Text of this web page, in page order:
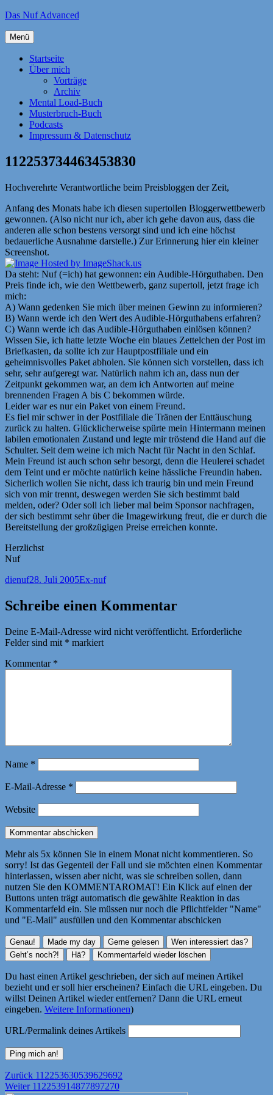
Zum
springen
Das Nuf Advanced
Menü
Startseite
Über mich
Vorträge
Archiv
Mental Load-Buch
Musterbruch-Buch
Podcasts
Impressum & Datenschutz
112253734463453830
Hochverehrte Verantwortliche beim Preisbloggen der Zeit,
Anfang des Monats habe ich diesen supertollen Bloggerwettbewerb
gewonnen. (Also nicht nur ich, aber ich gehe davon aus, dass die
anderen alle schon bestens versorgt sind und ich eine höchst
bedauerliche Ausnahme darstelle.) Zur Erinnerung hier ein kleiner
Screenshot.
Da steht: Nuf (=ich) hat gewonnen: ein Audible-Hörguthaben. Den
Preis finde ich, wie den Wettbewerb, ganz supertoll, jetzt frage ich
mich:
A) Wann gedenken Sie mich über meinen Gewinn zu informieren?
B) Wann werde ich den Wert des Audible-Hörguthabens erfahren?
C) Wann werde ich das Audible-Hörguthaben einlösen können?
Wissen Sie, ich hatte letzte Woche ein blaues Zettelchen der Post im
Briefkasten, da sollte ich zur Hauptpostfiliale und ein
geheimnisvolles Paket abholen. Sie können sich vorstellen, dass ich
sehr, sehr aufgeregt war. Natürlich nahm ich an, dass nun der
Zeitpunkt gekommen war, an dem ich Antworten auf meine
brennenden Fragen A bis C bekommen würde.
Leider war es nur ein Paket von einem Freund.
Es fiel mir schwer in der Postfiliale die Tränen der Enttäuschung
zurück zu halten. Glücklicherweise spürte mein Hintermann meinen
labilen emotionalen Zustand und legte mir tröstend die Hand auf die
Schulter. Seit dem weine ich mich Nacht für Nacht in den Schlaf.
Mein Freund ist auch schon sehr besorgt, denn die Heulerei schadet
dem Teint und er möchte natürlich keine hässliche Freundin haben.
Sicherlich wollen Sie nicht, dass ich traurig bin und mein Freund
sich von mir trennt, deswegen werden Sie sich bestimmt bald
melden, oder? Oder soll ich lieber mal beim Sponsor nachfragen,
der sich bestimmt sehr über die Imagewirkung freut, die er durch die
Bereitstellung der großzügigen Preise erreichen konnte.
Herzlichst
Nuf
Autor
dienufVeröffentlicht
28. Juli 2005Kategorien
Ex-nuf
Schreibe einen Kommentar
Deine E-Mail-Adresse wird nicht veröffentlicht. Erforderliche
Felder sind mit * markiert
Kommentar *
Name *
E-Mail-Adresse *
Website
Mehr als 5x können Sie in einem Monat nicht kommentieren. So
sorry! Ist das Gegenteil der Fall und sie möchten einen Kommentar
hinterlassen, wissen aber nicht, was sie schreiben sollen, dann
nutzen Sie den KOMMENTAROMAT! Ein Klick auf einen der
Buttons unten trägt automatisch die gewählte Reaktion in das
Kommentarfeld ein. Sie müssen nur noch die Pflichtfelder "Name"
und "E-Mail" ausfüllen und den Kommentar abschicken
Du hast einen Artikel geschrieben, der sich auf meinen Artikel
bezieht und er soll hier erscheinen? Einfach die URL eingeben. Du
willst Deinen Artikel wieder entfernen? Dann die URL erneut
eingeben. Weitere Informationen)
URL/Permalink deines Artikels
Beitragsnavigation
Zurück Vorheriger
Beitrag:
112253630539629692
Weiter Nächster
112253914877897270